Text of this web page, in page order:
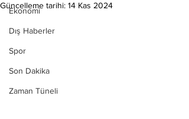
Ekonomi
Dış Haberler
Spor
Son Dakika
Zaman Tüneli
Güncelleme tarihi: 14 Kas 2024